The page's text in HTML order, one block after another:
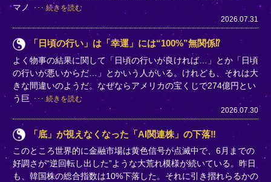
マノ
続きを読む
2026.07.31
「日頃の行い」は「幸運」には“100%”無関係⁉
よく物事の結果に関して「日頃の行いが良ければ…」とか「日頃
の行いが悪いからだ…」とかいう人がいる。けれども、それは大
きな間違いのようだ。なぜならアメリカの宝くじで274億円とい
う巨
続きを読む
2026.07.30
「底」が視えなくなった「AI関連株」の下落‼
このところ世界的に金融市場は黄色信号が点滅中で、6月までの
好調さが“逆回転し出した”ような大荒れ模様が続いている。昨日
も、韓国株の総合指数は10%下落した。それに引き摺れらるかの